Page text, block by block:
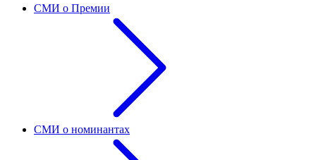
СМИ о Премии
СМИ о номинантах